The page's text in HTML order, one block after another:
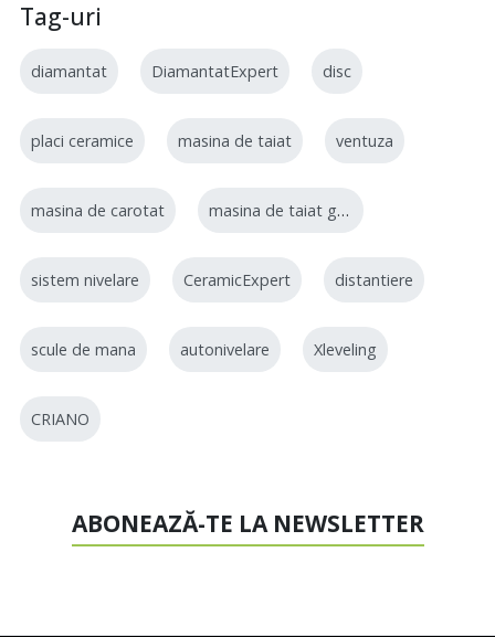
Tag-uri
diamantat DiamantatExpert disc
placi ceramice masina de taiat ventuza
masina de carotat masina de taiat gresie
sistem nivelare CeramicExpert distantiere
scule de mana autonivelare Xleveling
CRIANO
ABONEAZĂ-TE LA NEWSLETTER